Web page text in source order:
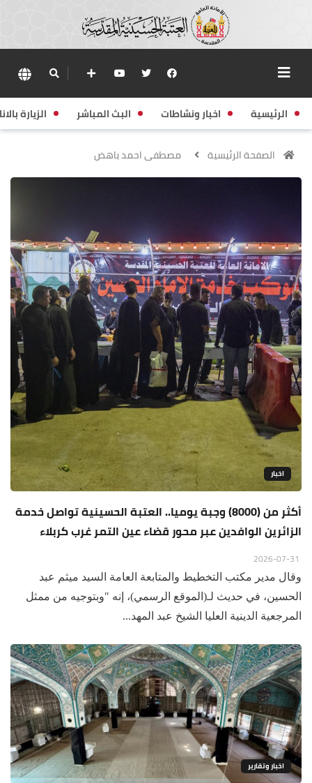
الرئيسية اخبار ونشاطات البث المباشر الزيارة
الصفحة الرئيسية مصطفى احمد باهض
اخبار
أكثر من (8000) وجبة يوميا.. العتبة الحسينية تواصل خدمة
الزائرين الوافدين عبر محور قضاء عين التمر غرب كربلاء
وقال مدير مكتب التخطيط والمتابعة العامة السيد ميثم عبد
الحسين، في حديث لـ(الموقع الرسمي)، إنه "وبتوجيه من ممثل
المرجعية الدينية العليا الشيخ عبد المهد...
اخبار وتقارير